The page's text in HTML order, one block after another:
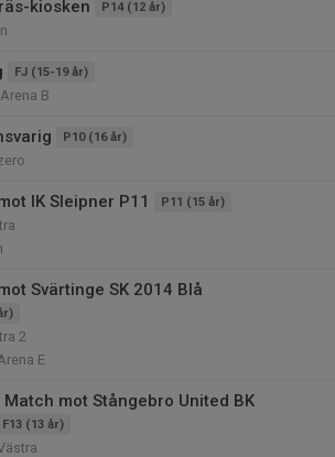
kiosken P14 (12 år)
FJ (15-19 år)
B
P10 (16 år)
IK Sleipner P11 P11 (15 år)
Svärtinge SK 2014 Blå
2
E
Match mot Stångebro United BK
F13 (13 år)